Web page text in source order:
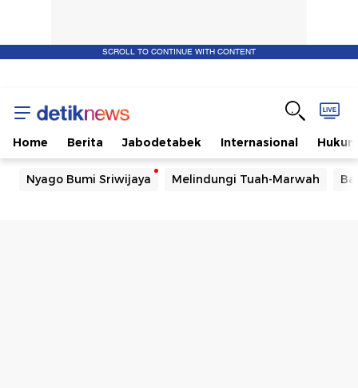
SCROLL TO CONTINUE WITH CONTENT
Home Berita Jabodetabek Internasional Hukum
Nyago Bumi Sriwijaya Melindungi Tuah-Marwah